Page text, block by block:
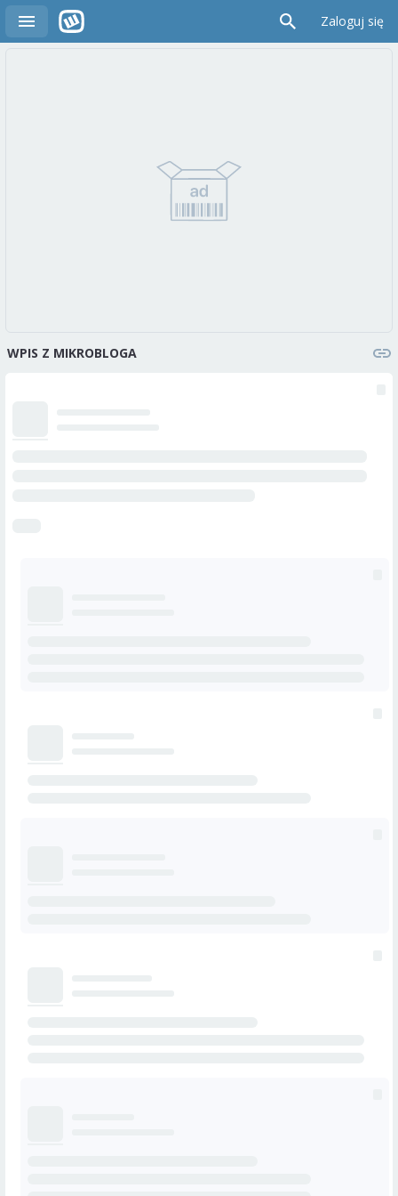
Zaloguj się
WPIS Z MIKROBLOGA